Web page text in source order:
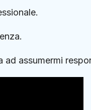
assumermi